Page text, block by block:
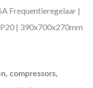
Frequentieregelaar |
| 390x700x270mm
compressors,